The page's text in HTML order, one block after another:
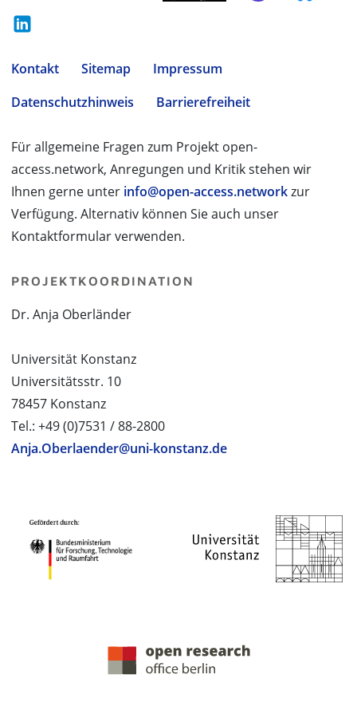
Kontakt Sitemap
Impressum
Datenschutzhinweis
Barrierefreiheit
Für allgemeine Fragen zum Projekt open-
access.network, Anregungen und Kritik stehen wir
Ihnen gerne unter info@open-access.networkzur
Verfügung. Alternativ können Sie auch unser
Kontaktformular verwenden.
PROJEKTKOORDINATION
Dr. Anja Oberländer
Universität Konstanz
Universitätsstr. 10
78457 Konstanz
Tel.: +49 (0)7531 / 88-2800
Anja.Oberlaender@uni-konstanz.de